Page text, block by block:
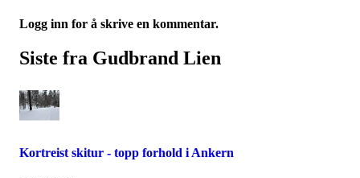
Logg inn for å skrive en kommentar.
Siste fra Gudbrand Lien
Kortreist skitur - topp forhold i Ankern